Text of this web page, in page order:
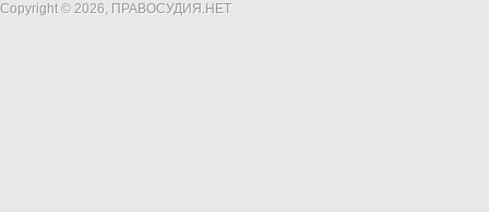
Copyright © 2026, ПРАВОСУДИЯ.НЕТ